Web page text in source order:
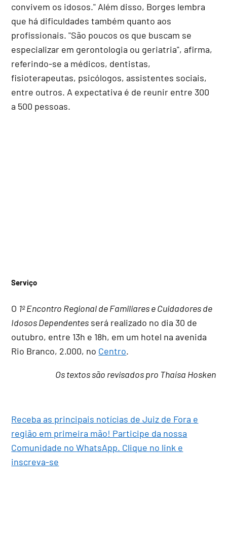
convivem os idosos." Além disso, Borges lembra
que há dificuldades também quanto aos
profissionais. "São poucos os que buscam se
especializar em gerontologia ou geriatria", afirma,
referindo-se a médicos, dentistas,
fisioterapeutas, psicólogos, assistentes sociais,
entre outros. A expectativa é de reunir entre 300
a 500 pessoas.
Serviço
O 1º Encontro Regional de Familiares e Cuidadores de
Idosos Dependentes será realizado no dia 30 de
outubro, entre 13h e 18h, em um hotel na avenida
Rio Branco, 2.000, no Centro.
Os textos são revisados pro Thaísa Hosken
Receba as principais notícias de Juiz de Fora e
região em primeira mão! Participe da nossa
Comunidade no WhatsApp. Clique no link e
inscreva-se